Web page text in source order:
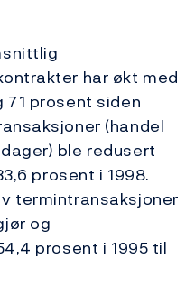
har økt med
71 prosent siden
(handel
ble redusert
prosent i 1998.
termintransaksjoner
og
prosent i 1995 til